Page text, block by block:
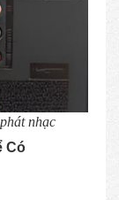
nhạc
Có